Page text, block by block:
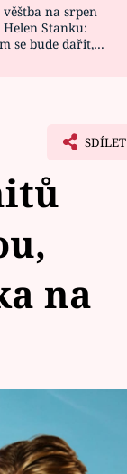
věštba na srpen
Helen Stanku:
se bude dařit,
SDÍLET
na